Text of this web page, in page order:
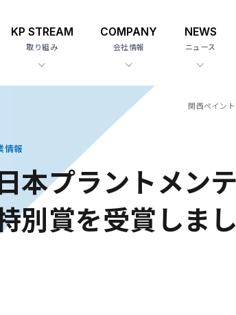
KP STREAM
取り組み
COMPANY
会社情報
NEWS
ニュース
情報
本プラントメン
別賞を受賞しま
関西ペイン